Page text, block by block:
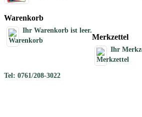
Warenkorb
Ihr Warenkorb ist leer.
Merkzettel
Ihr
Tel: 0761/208-3022